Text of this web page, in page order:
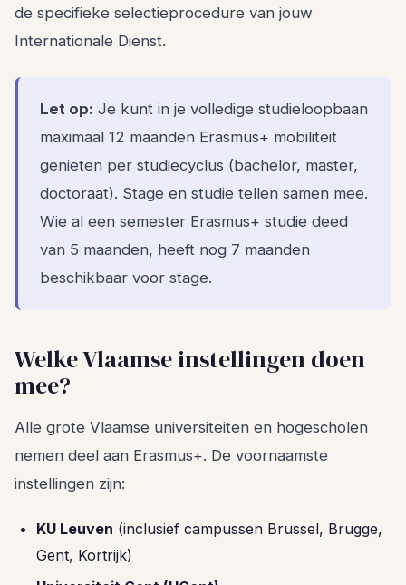
de specifieke selectieprocedure van jouw
Internationale Dienst.
Let op: Je kunt in je volledige studieloopbaan
maximaal 12 maanden Erasmus+ mobiliteit
genieten per studiecyclus (bachelor, master,
doctoraat). Stage en studie tellen samen mee.
Wie al een semester Erasmus+ studie deed
van 5 maanden, heeft nog 7 maanden
beschikbaar voor stage.
Welke Vlaamse instellingen doen
mee?
Alle grote Vlaamse universiteiten en hogescholen
nemen deel aan Erasmus+. De voornaamste
instellingen zijn:
KU Leuven (inclusief campussen Brussel, Brugge,
Gent, Kortrijk)